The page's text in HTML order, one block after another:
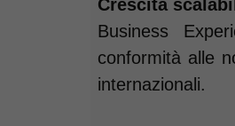
Crescita
Business
conformità alle
internazionali.